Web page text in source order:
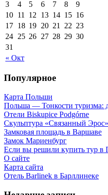
« Окт
3
4 5 6 7 8
9
10 11 12 13 14 15 16
17 18 19 20 21 22 23
24 25 26 27 28 29 30
31
Популярное
Карта Польши
Польша — Тонкости туризма:
Отели Biskupice Podgórne
Скульптура «Связанный Эрос»
Замковая площадь в Варшаве
Замок Мариенбург
Если вы решили купить тур в
О сайте
Карта сайта
Отель Barlinek в Барллинеке